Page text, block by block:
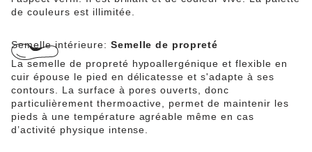
de couleurs est illimitée.
Semelle intérieure: Semelle de propreté
La semelle de propreté hypoallergénique et flexible en
cuir épouse le pied en délicatesse et s'adapte à ses
contours. La surface à pores ouverts, donc
particulièrement thermoactive, permet de maintenir les
pieds à une température agréable même en cas
d’activité physique intense.